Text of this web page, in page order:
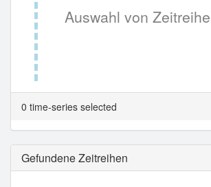
Auswahl von
Tabellenansicht.
0 time-series selected
Gefundene Zeitreihen